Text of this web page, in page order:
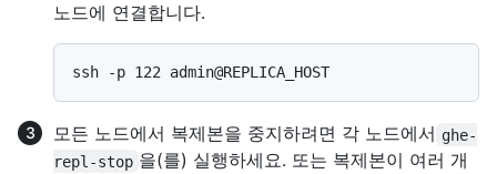
노드에 연결합니다.
모든 노드에서 복제본을 중지하려면 각 노드에서 ghe-
repl-stop 을(를) 실행하세요. 또는 복제본이 여러 개